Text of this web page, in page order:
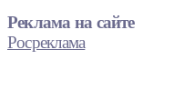
Реклама на сайте
Росреклама